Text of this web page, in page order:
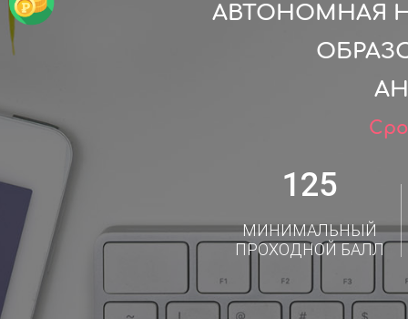
АВТОНОМНАЯ
125
МИНИМАЛЬНЫЙ
ПРОХОДНОЙ БАЛЛ